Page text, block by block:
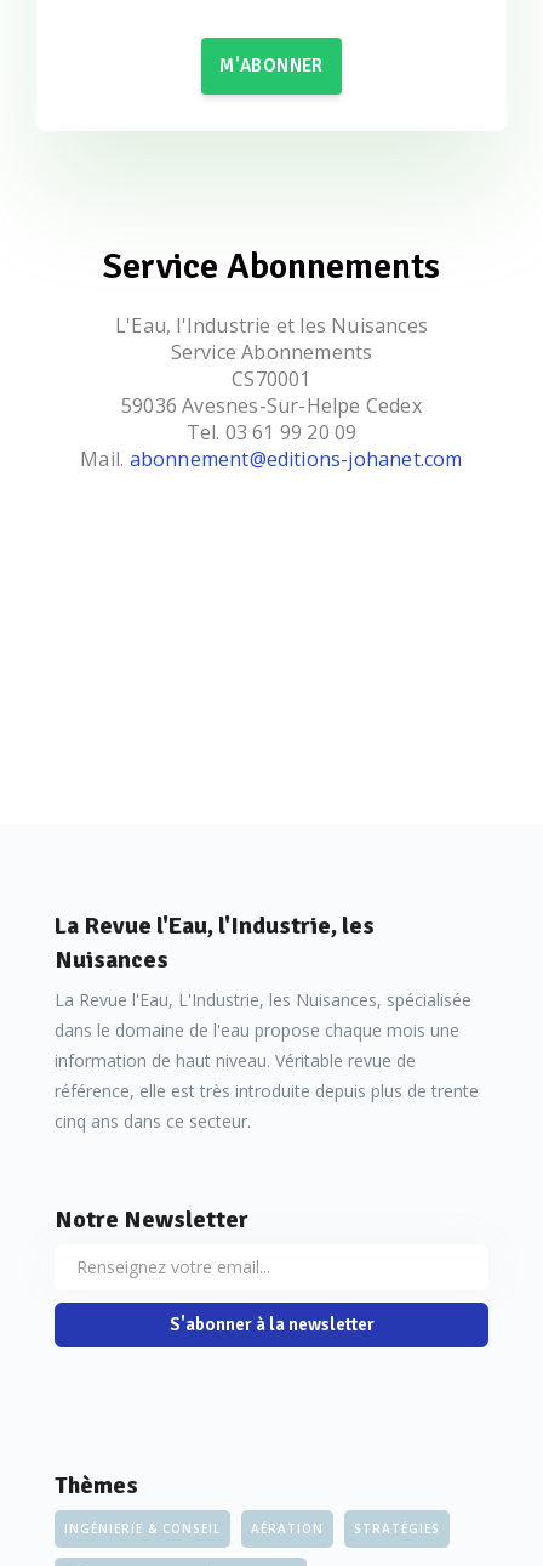
M'ABONNER
Service Abonnements
L'Eau, l'Industrie et les Nuisances
Service Abonnements
CS70001
59036 Avesnes-Sur-Helpe Cedex
Tel. 03 61 99 20 09
Mail. abonnement@editions-johanet.com
La Revue l'Eau, l'Industrie, les
Nuisances
La Revue l'Eau, L'Industrie, les Nuisances, spécialisée
dans le domaine de l'eau propose chaque mois une
information de haut niveau. Véritable revue de
référence, elle est très introduite depuis plus de trente
cinq ans dans ce secteur.
Notre Newsletter
S'abonner à la newsletter
Thèmes
INGÉNIERIE & CONSEIL AÉRATION STRATÉGIES